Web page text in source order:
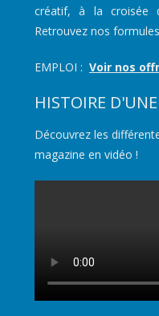
créatif, à la croisée
Retrouvez nos
EMPLOI : Voir nos
HISTOIRE
Découvrez les
magazine en vidéo !